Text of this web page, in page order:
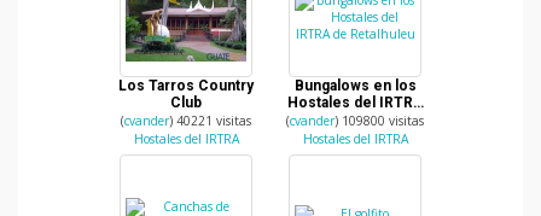
Los Tarros Country
Club
(cvander) 40221 visitas
Hostales del IRTRA
Bungalows en los
Hostales del IRTRA
de Retalhuleu
(cvander) 109800 visitas
Hostales del IRTRA